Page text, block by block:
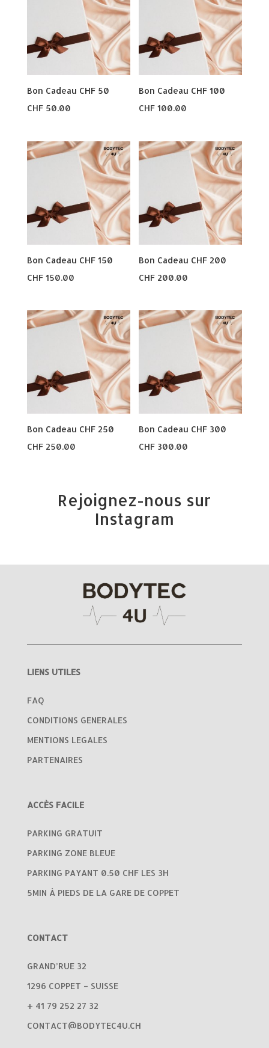
Bon Cadeau CHF 50
CHF50.00
Bon Cadeau CHF 100
CHF 100.00
Bon Cadeau CHF 150
CHF150.00
Bon Cadeau CHF 200
CHF 200.00
Bon Cadeau CHF 250
CHF250.00
Bon Cadeau CHF 300
CHF 300.00
Rejoignez-nous sur
Instagram
LIENS UTILES
FAQ
CONDITIONS GENERALES
MENTIONS LEGALES
PARTENAIRES
ACCÈS FACILE
PARKING GRATUIT
PARKING ZONE BLEUE
PARKING PAYANT 0.50 CHF LES 3H
5MIN À PIEDS DE LA GARE DE COPPET
CONTACT
GRAND’RUE 32
1296 COPPET – SUISSE
+ 41 79 252 27 32
CONTACT@BODYTEC4U.CH